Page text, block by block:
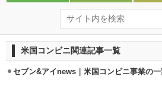
米国コンビニ関連記事一覧